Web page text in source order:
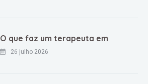
O que faz um terapeuta em
26 julho 2026